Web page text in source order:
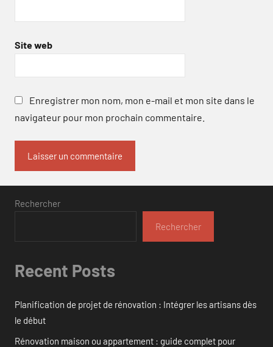
Site web
Enregistrer mon nom, mon e-mail et mon site dans le
navigateur pour mon prochain commentaire.
Rechercher
Rechercher
Recent Posts
Planification de projet de rénovation : Intégrer les artisans dès
le début
Rénovation maison ou appartement : guide complet pour